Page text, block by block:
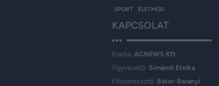
SPORT
ÉLETMÓD
KAPCSOLAT
Kiadja: ACNEWS Kft.
Ügyvezető: Simándi Etelka
Főszerkesztő: Bátor-Baranyi